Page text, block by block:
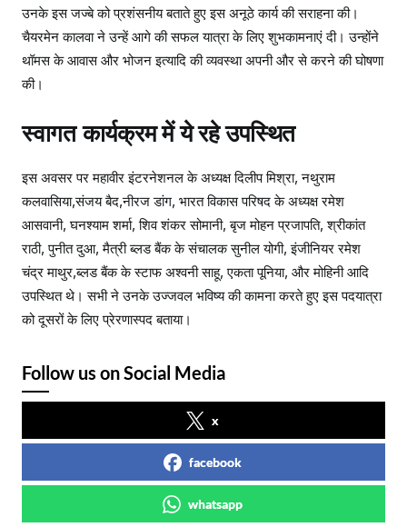
उनके इस जज्बे को प्रशंसनीय बताते हुए इस अनूठे कार्य की सराहना की।
चैयरमेन कालवा ने उन्हें आगे की सफल यात्रा के लिए शुभकामनाएं दी। उन्होंने
थॉमस के आवास और भोजन इत्यादि की व्यवस्था अपनी और से करने की घोषणा
की।
स्वागत कार्यक्रम में ये रहे उपस्थित
इस अवसर पर महावीर इंटरनेशनल के अध्यक्ष दिलीप मिश्रा, नथुराम
कलवासिया,संजय बैद,नीरज डांग, भारत विकास परिषद के अध्यक्ष रमेश
आसवानी, घनश्याम शर्मा, शिव शंकर सोमानी, बृज मोहन प्रजापति, श्रीकांत
राठी, पुनीत दुआ, मैत्री ब्लड बैंक के संचालक सुनील योगी, इंजीनियर रमेश
चंद्र माथुर,ब्लड बैंक के स्टाफ अश्वनी साहू, एकता पूनिया, और मोहिनी आदि
उपस्थित थे। सभी ने उनके उज्जवल भविष्य की कामना करते हुए इस पदयात्रा
को दूसरों के लिए प्रेरणास्पद बताया।
Follow us on Social Media
x
facebook
whatsapp